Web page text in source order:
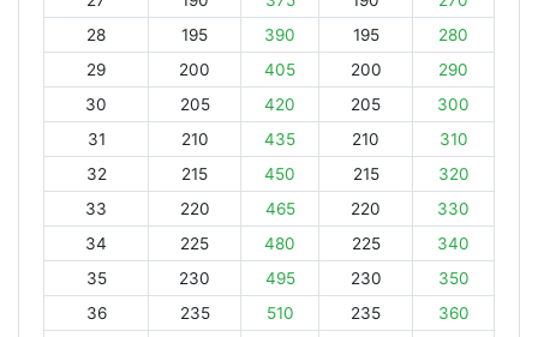
28
195 390 195
280
29
200 405 200
290
30
205 420 205
300
31
210 435 210
310
32
215 450 215
320
33
220 465 220
330
34
225 480 225
340
35
230 495 230
350
36
235 510 235
360